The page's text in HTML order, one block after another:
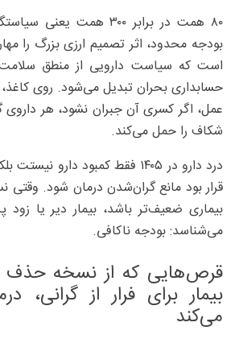
۸۰ همت در برابر ۳۰۰ همت
بودجه محدود، اثر تصمیم ارزی بزرگ را
است که سیاست دارویی از منطق
حسابداری بحران تبدیل می‌شود. روی کاغذ،
عمل، اگر کسری آن جبران نشود، هر
شکاف را حمل می‌کند.
درد دارو در ۱۴۰۵ فقط کمبود دارو
قرار بود مانع گران‌شدن درمان شود.
بیماری ضعیف‌تر باشد، بیمار دیر یا
می‌شناسد: بودجه ناکافی.
قرص‌هایی که از نسخه حذف
بیمار برای فرار از گرانی،
می‌کند